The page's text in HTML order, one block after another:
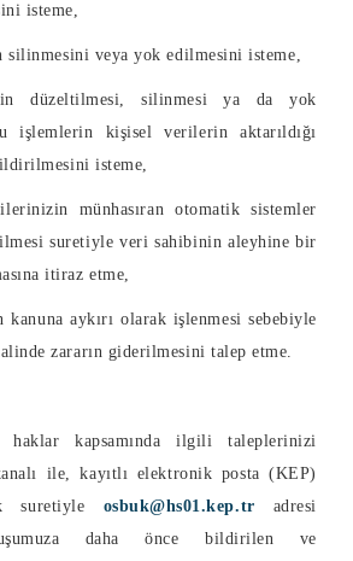
isteme,
veya yok edilmesini isteme,
düzeltilmesi, silinmesi ya da yok
işlemlerin kişisel verilerin aktarıldığı
isteme,
münhasıran otomatik sistemler
suretiyle veri sahibinin aleyhine bir
itiraz etme,
aykırı olarak işlenmesi sebebiyle
zararın giderilmesini talep etme.
haklar kapsamında ilgili taleplerinizi
ile, kayıtlı elektronik posta (KEP)
suretiyle osbuk@hs01.kep.tr adresi
daha önce bildirilen ve